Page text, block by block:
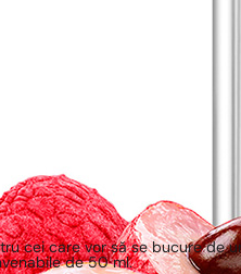
cei care vor să se bucure
de 50 ml.